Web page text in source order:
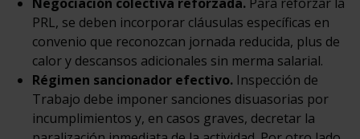
PRL, se deben incorporar cláusulas específicas en
convenio que reconozcan jornada reducida, plus de
calor y descansos adicionales sin merma salarial.
Régimen sancionador efectivo. Inspección de
Trabajo debe imponer sanciones disuasorias por
incumplimientos y, en casos graves, decretar la